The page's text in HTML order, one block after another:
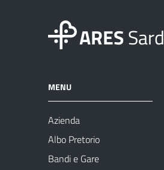
ARES
MENU
Azienda
Albo Pretorio
Bandi e Gare